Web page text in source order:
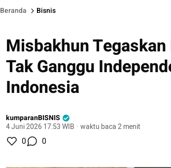
Beranda Bisnis
Misbakhun Tegaskan
Tak Ganggu
Indonesia
kumparanBISNIS
4 Juni 2026 17:53 WIB · waktu baca 2 menit
0 0